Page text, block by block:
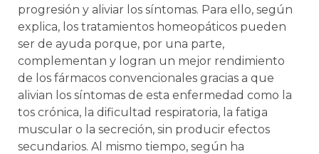
progresión y aliviar los síntomas. Para ello, según
explica, los tratamientos homeopáticos pueden
ser de ayuda porque, por una parte,
complementan y logran un mejor rendimiento
de los fármacos convencionales gracias a que
alivian los síntomas de esta enfermedad como la
tos crónica, la dificultad respiratoria, la fatiga
muscular o la secreción, sin producir efectos
secundarios. Al mismo tiempo, según ha